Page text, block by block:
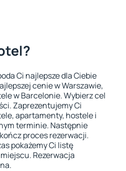
Ci najlepsze dla Ciebie
cenie w Warszawie,
w Barcelonie. Wybierz cel
Zaprezentujemy Ci
apartamenty, hostele i
terminie. Następnie
proces rezerwacji.
pokażemy Ci listę
Rezerwacja